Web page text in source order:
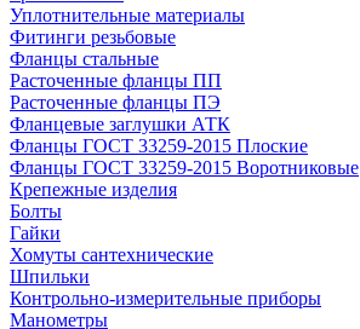
Уплотнительные материалы
Фитинги резьбовые
Фланцы стальные
Расточенные фланцы ПП
Расточенные фланцы ПЭ
Фланцевые заглушки АТК
Фланцы ГОСТ 33259-2015 Плоские
Фланцы ГОСТ 33259-2015 Воротниковые
Крепежные изделия
Болты
Гайки
Хомуты сантехнические
Шпильки
Контрольно-измерительные приборы
Манометры